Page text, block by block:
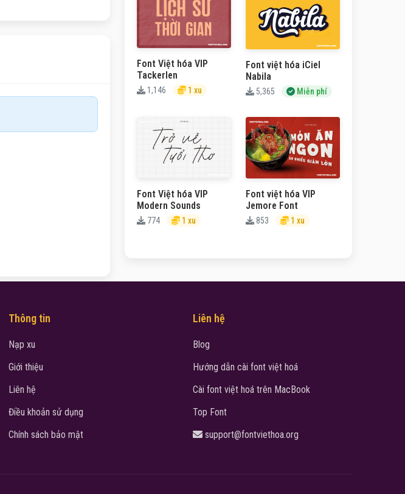
Font Việt hóa VIP
Tackerlen
1,146 1 xu
Font việt hóa iCiel
Nabila
5,365 Miễn phí
Font Việt hóa VIP
Modern Sounds
774 1 xu
Font việt hóa VIP
Jemore Font
853 1 xu
Thông tin
Nạp xu
Giới thiệu
Liên hệ
Điều khoản sử dụng
Chính sách bảo mật
Liên hệ
Blog
Hướng dẫn cài font việt hoá
Cài font việt hoá trên MacBook
Top Font
support@fontviethoa.org